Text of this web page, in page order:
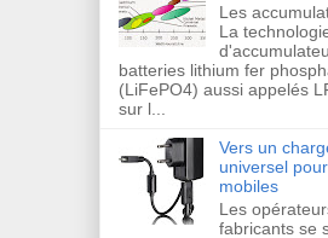
Les
La
batteries lithium fer
(LiFePO4) aussi appelés
sur l...
Vers un
universel
mobiles
Les
fabricants se